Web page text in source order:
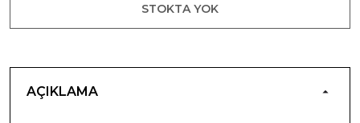
STOKTA YOK
AÇIKLAMA